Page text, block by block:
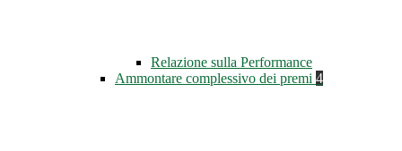
Relazione sulla Performance
Ammontare complessivo dei premi 4